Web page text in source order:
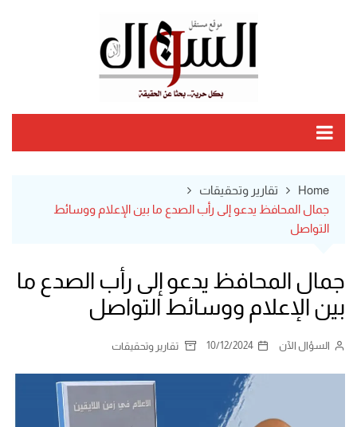
Home
تقارير وتحقيقات
جمال المحافظ يدعو إلى رأب الصدع ما بين الإعلام ووسائط
التواصل
جمال المحافظ يدعو إلى رأب الصدع ما
بين الإعلام ووسائط التواصل
السؤال الآن 10/12/2024 تقارير وتحقيقات